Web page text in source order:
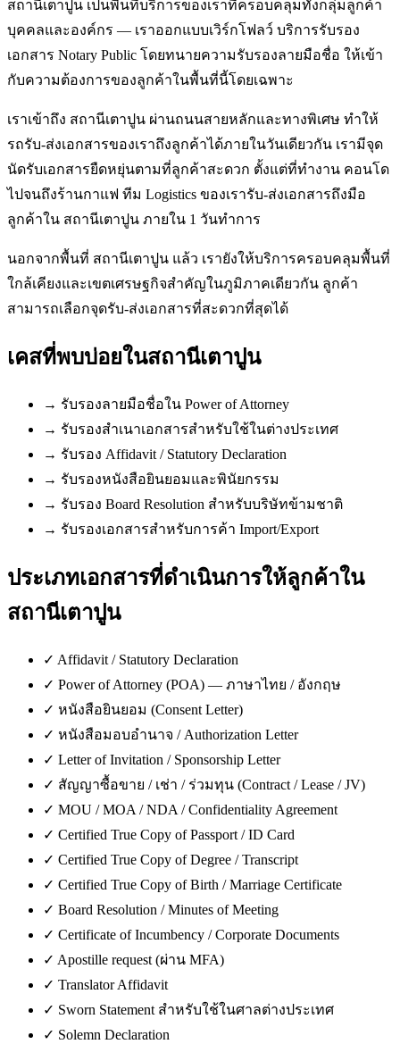
สถานีเตาปูน เป็นพื้นที่บริการของเราที่ครอบคลุมทั้งกลุ่มลูกค้า
บุคคลและองค์กร — เราออกแบบเวิร์กโฟลว์ บริการรับรอง
เอกสาร Notary Public โดยทนายความรับรองลายมือชื่อ ให้เข้า
กับความต้องการของลูกค้าในพื้นที่นี้โดยเฉพาะ
เราเข้าถึง สถานีเตาปูน ผ่านถนนสายหลักและทางพิเศษ ทำให้
รถรับ-ส่งเอกสารของเราถึงลูกค้าได้ภายในวันเดียวกัน เรามีจุด
นัดรับเอกสารยืดหยุ่นตามที่ลูกค้าสะดวก ตั้งแต่ที่ทำงาน คอนโด
ไปจนถึงร้านกาแฟ ทีม Logistics ของเรารับ-ส่งเอกสารถึงมือ
ลูกค้าใน สถานีเตาปูน ภายใน 1 วันทำการ
นอกจากพื้นที่ สถานีเตาปูน แล้ว เรายังให้บริการครอบคลุมพื้นที่
ใกล้เคียงและเขตเศรษฐกิจสำคัญในภูมิภาคเดียวกัน ลูกค้า
สามารถเลือกจุดรับ-ส่งเอกสารที่สะดวกที่สุดได้
เคสที่พบบ่อยในสถานีเตาปูน
→ รับรองลายมือชื่อใน Power of Attorney
→ รับรองสำเนาเอกสารสำหรับใช้ในต่างประเทศ
→ รับรอง Affidavit / Statutory Declaration
→ รับรองหนังสือยินยอมและพินัยกรรม
→ รับรอง Board Resolution สำหรับบริษัทข้ามชาติ
→ รับรองเอกสารสำหรับการค้า Import/Export
ประเภทเอกสารที่ดำเนินการให้ลูกค้าใน
สถานีเตาปูน
✓ Affidavit / Statutory Declaration
✓ Power of Attorney (POA) — ภาษาไทย / อังกฤษ
✓ หนังสือยินยอม (Consent Letter)
✓ หนังสือมอบอำนาจ / Authorization Letter
✓ Letter of Invitation / Sponsorship Letter
✓ สัญญาซื้อขาย / เช่า / ร่วมทุน (Contract / Lease / JV)
✓ MOU / MOA / NDA / Confidentiality Agreement
✓ Certified True Copy of Passport / ID Card
✓ Certified True Copy of Degree / Transcript
✓ Certified True Copy of Birth / Marriage Certificate
✓ Board Resolution / Minutes of Meeting
✓ Certificate of Incumbency / Corporate Documents
✓ Apostille request (ผ่าน MFA)
✓ Translator Affidavit
✓ Sworn Statement สำหรับใช้ในศาลต่างประเทศ
✓ Solemn Declaration